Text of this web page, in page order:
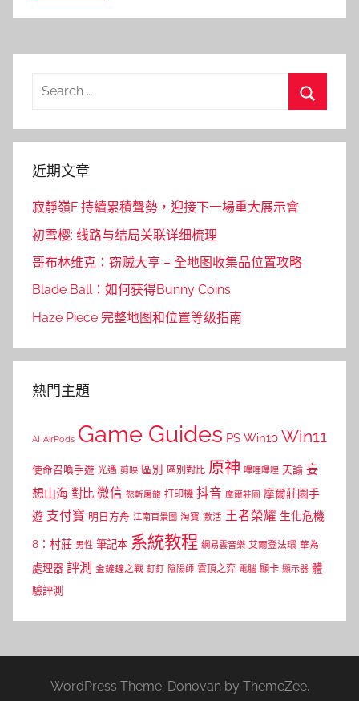
Search
近期文章
寂靜嶺F 持續累積聲勢，迎接下一場重大展示會
初雪樱: 线路与结局关联详细梳理
哥布林维克：窃贼大亨 – 全地图收集品位置攻略
Blade Ball：如何获得Bunny Coins
Haze Piece 完整地图和位置等级指南
熱門主題
AI AirPods Game Guides PS Win10 Win11
使命召喚手遊 光遇 剪映 區別 區別對比 原神 嗶哩嗶哩 天諭 妄
想山海 對比 微信 怒斬屠龍 打印機 抖音 摩爾莊園 摩爾莊園手
遊 支付寶 明日方舟 江南百景圖 淘寶 激活 王者榮耀 生化危機
8：村莊 男性 筆記本 系統教程 網易雲音樂 艾爾登法環 華為
處理器 評測 金鏟鏟之戰 釘釘 陰陽師 雲頂之弈 電腦 顯卡 顯示器 體
驗評測
WordPress Theme: Donovan by ThemeZee.